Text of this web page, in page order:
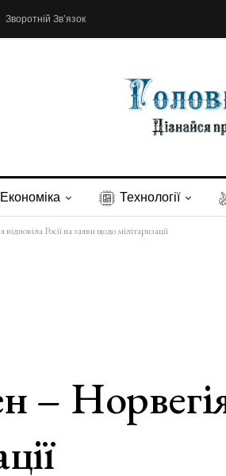
Зворотній Зв’язок
Економіка Технології
Росії на заяви щодо мілітаризації
–